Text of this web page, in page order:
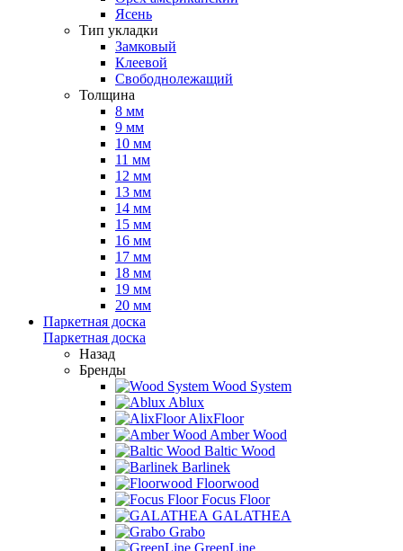
Ясень
Тип укладки
Замковый
Клеевой
Свободнолежащий
Толщина
8 мм
9 мм
10 мм
11 мм
12 мм
13 мм
14 мм
15 мм
16 мм
17 мм
18 мм
19 мм
20 мм
Паркетная доска
Паркетная доска
Назад
Бренды
Wood System
Ablux
AlixFloor
Amber Wood
Baltic Wood
Barlinek
Floorwood
Focus Floor
GALATHEA
Grabo
GreenLine